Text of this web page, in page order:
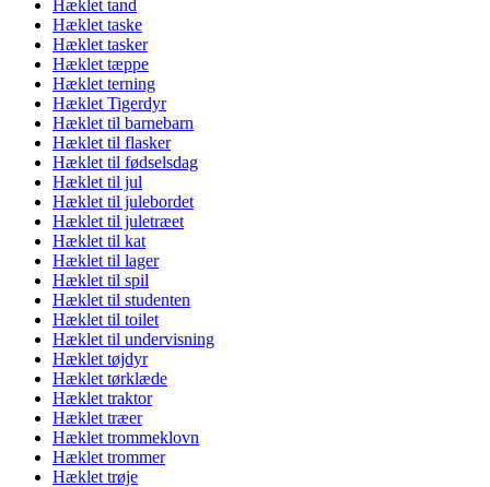
Hæklet tand
Hæklet taske
Hæklet tasker
Hæklet tæppe
Hæklet terning
Hæklet Tigerdyr
Hæklet til barnebarn
Hæklet til flasker
Hæklet til fødselsdag
Hæklet til jul
Hæklet til julebordet
Hæklet til juletræet
Hæklet til kat
Hæklet til lager
Hæklet til spil
Hæklet til studenten
Hæklet til toilet
Hæklet til undervisning
Hæklet tøjdyr
Hæklet tørklæde
Hæklet traktor
Hæklet træer
Hæklet trommeklovn
Hæklet trommer
Hæklet trøje